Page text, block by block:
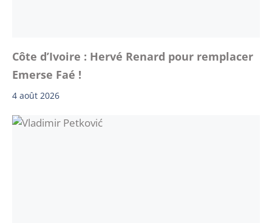
Côte d’Ivoire : Hervé Renard pour remplacer
Emerse Faé !
4 août 2026